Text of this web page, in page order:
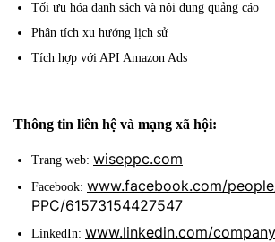
Tối ưu hóa danh sách và nội dung quảng cáo
Phân tích xu hướng lịch sử
Tích hợp với API Amazon Ads
Thông tin liên hệ và mạng xã hội:
Trang web: wiseppc.com
Facebook: www.facebook.com/
PPC/61573154427547
LinkedIn: www.linkedin.com/